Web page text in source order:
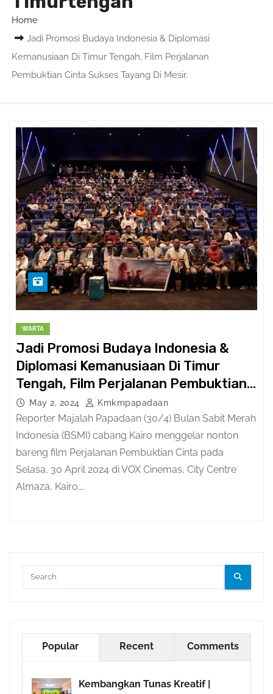
Home
Jadi Promosi Budaya Indonesia & Diplomasi
Kemanusiaan Di Timur Tengah, Film Perjalanan
Pembuktian Cinta Sukses Tayang Di Mesir.
WARTA
Jadi Promosi Budaya Indonesia &
Diplomasi Kemanusiaan Di Timur
Tengah, Film Perjalanan Pembuktian
Cinta Sukses Tayang Di Mesir.
May 2, 2024 Kmkmpapadaan
Reporter Majalah Papadaan (30/4) Bulan Sabit Merah
Indonesia (BSMI) cabang Kairo menggelar nonton
bareng film Perjalanan Pembuktian Cinta pada
Selasa, 30 April 2024 di VOX Cinemas, City Centre
Almaza, Kairo.…
Popular Recent Comments
Kembangkan Tunas Kreatif |